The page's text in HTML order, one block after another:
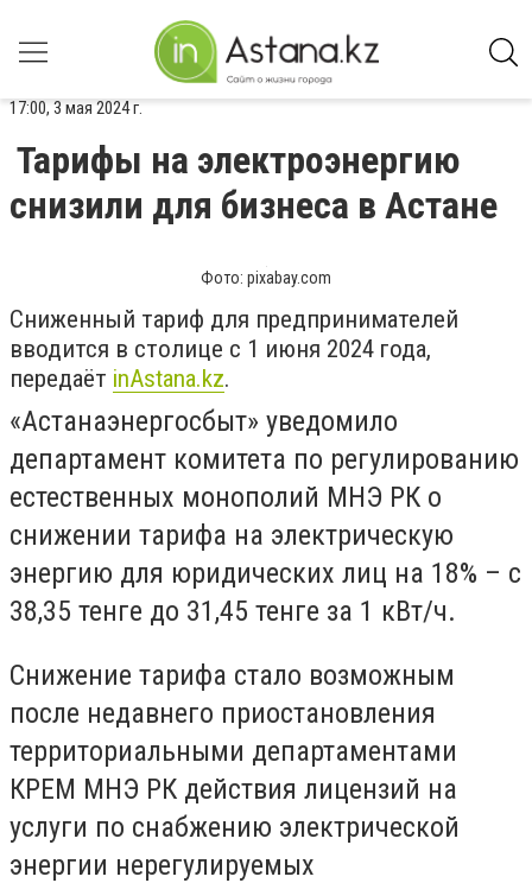
17:00, 3 мая 2024 г.
Тарифы на электроэнергию
снизили для бизнеса в Астане
Фото: pixabay.com
Сниженный тариф для предпринимателей
вводится в столице с 1 июня 2024 года,
передаёт inАstana.kz.
«Астанаэнергосбыт» уведомило
департамент комитета по регулированию
естественных монополий МНЭ РК о
снижении тарифа на электрическую
энергию для юридических лиц на 18% – с
38,35 тенге до 31,45 тенге за 1 кВт/ч.
Снижение тарифа стало возможным
после недавнего приостановления
территориальными департаментами
КРЕМ МНЭ РК действия лицензий на
услуги по снабжению электрической
энергии нерегулируемых